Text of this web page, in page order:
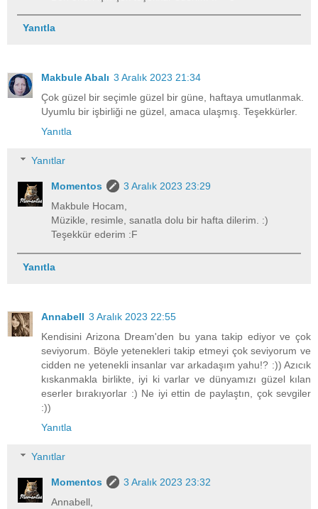
Yanıtla
Makbule Abalı 3 Aralık 2023 21:34
Çok güzel bir seçimle güzel bir güne, haftaya umutlanmak.
Uyumlu bir işbirliği ne güzel, amaca ulaşmış. Teşekkürler.
Yanıtla
Yanıtlar
Momentos
3 Aralık 2023 23:29
Makbule Hocam,
Müzikle, resimle, sanatla dolu bir hafta dilerim. :)
Teşekkür ederim :F
Yanıtla
Annabell 3 Aralık 2023 22:55
Kendisini Arizona Dream'den bu yana takip ediyor ve çok
seviyorum. Böyle yetenekleri takip etmeyi çok seviyorum ve
cidden ne yetenekli insanlar var arkadaşım yahu!? :)) Azıcık
kıskanmakla birlikte, iyi ki varlar ve dünyamızı güzel kılan
eserler bırakıyorlar :) Ne iyi ettin de paylaştın, çok sevgiler
:))
Yanıtla
Yanıtlar
Momentos
3 Aralık 2023 23:32
Annabell,